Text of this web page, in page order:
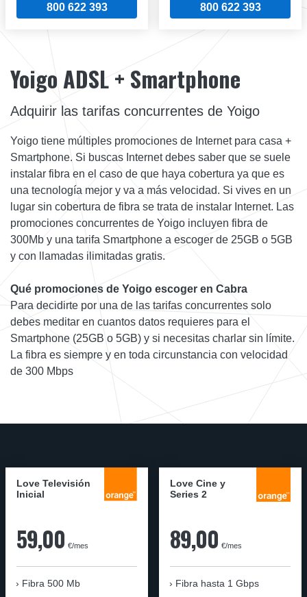
800 622 393 800 622 393
Yoigo ADSL + Smartphone
Adquirir las tarifas concurrentes de Yoigo
Yoigo tiene múltiples promociones de Internet para casa +
Smartphone. Si buscas Internet debes saber que se suele
instalar fibra en el caso de que haya cobertura ya que es
una tecnología mejor y va a más velocidad. Si vives en un
lugar sin cobertura de fibra se trata de instalar Internet. Las
promociones concurrentes de Yoigo incluyen fibra de
300Mb y una tarifa Smartphone a escoger de 25GB o 5GB
y con llamadas ilimitadas gratis.
Qué promociones de Yoigo escoger en Cabra
Para decidirte por una de las tarifas concurrentes solo
debes meditar en cuantos datos requieres para el
Smartphone (25GB o 5GB) y si necesitas charlar sin límite.
La fibra es siempre y en toda circunstancia con velocidad
de 300 Mbps
Love Televisión
Inicial
59,00 €/mes
Fibra 500 Mb
Love Cine y
Series 2
89,00 €/mes
Fibra hasta 1 Gbps